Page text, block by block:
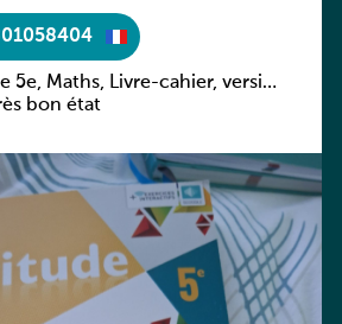
5e, Maths, Livre-cahier, version
bon état